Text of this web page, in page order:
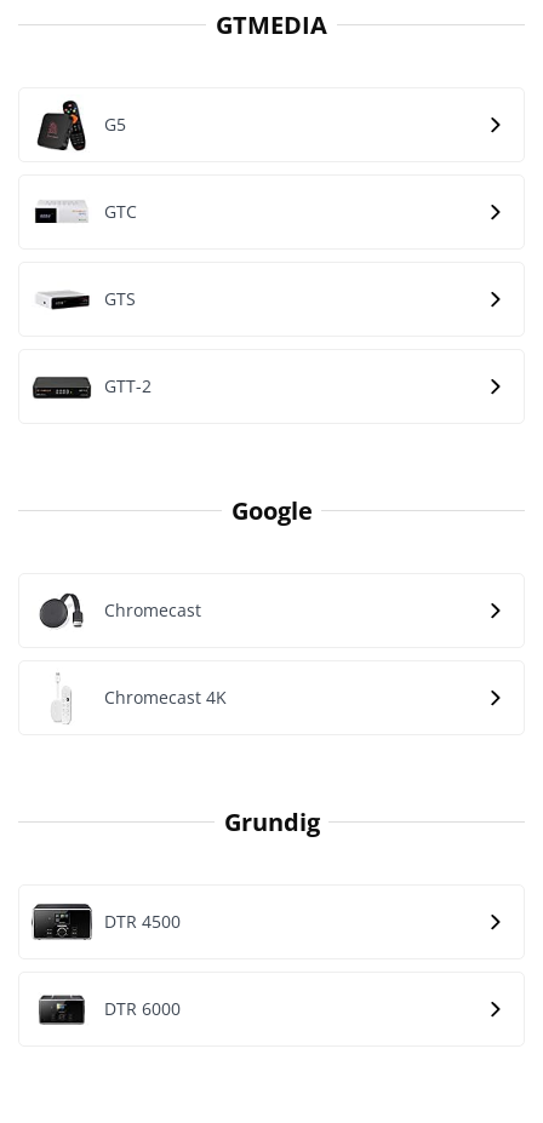
GTMEDIA
G5
GTC
GTS
GTT-2
Google
Chromecast
Chromecast 4K
Grundig
DTR 4500
DTR 6000